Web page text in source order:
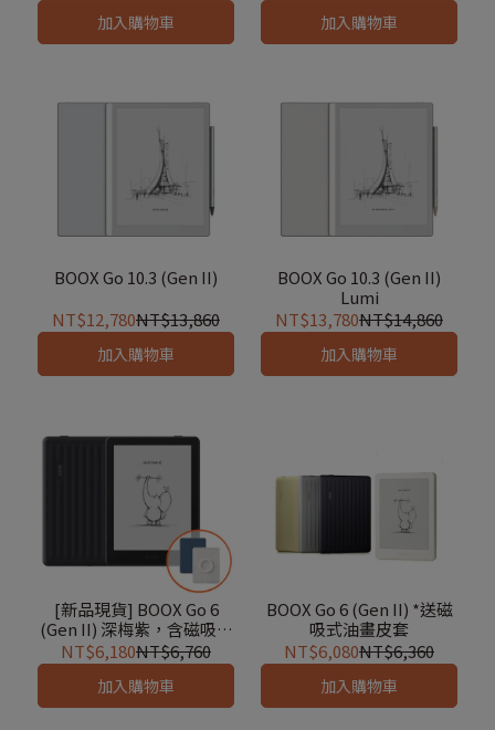
加入購物車 加入購物車
BOOX Go 10.3 (Gen II)
NT$12,780NT$13,860
加入購物車
BOOX Go 10.3 (Gen II)
Lumi
NT$13,780NT$14,860
加入購物車
[新品現貨] BOOX Go 6
(Gen II) 深梅紫，含磁吸式
保護套
NT$6,180NT$6,760
加入購物車
BOOX Go 6 (Gen II) *送磁
吸式油畫皮套
NT$6,080NT$6,360
加入購物車